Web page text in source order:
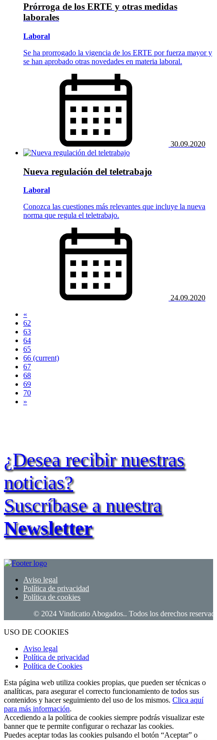
Prórroga de los ERTE y otras medidas
laborales
Laboral
Se ha prorrogado la vigencia de los ERTE por fuerza mayor y
se han aprobado otras novedades en materia laboral.
30.09.2020
Nueva regulación del teletrabajo
Laboral
Conozca las cuestiones más relevantes que incluye la nueva
norma que regula el teletrabajo.
24.09.2020
«
62
63
64
65
66 (current)
67
68
69
70
»
¿Desea recibir nuestras
noticias?
Suscríbase a nuestra
Newsletter
Aviso legal
Política de privacidad
Política de cookies
© 2024 Vindicatio Abogados.. Todos los derechos reservados.
USO DE COOKIES
Aviso legal
Política de privacidad
Política de Cookies
Esta página web utiliza cookies propias, que pueden ser técnicas o
analíticas, para asegurar el correcto funcionamiento de todos sus
contenidos y hacer seguimiento del uso de los mismos. Clica aquí
para más información.
Accediendo a la política de cookies siempre podrás visualizar este
banner que te permite configurar o rechazar las cookies.
Puedes aceptar todas las cookies pulsando el botón “Aceptar” o